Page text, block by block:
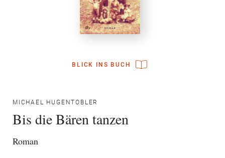
BLICK INS BUCH
MICHAEL HUGENTOBLER
Bis die Bären tanzen
Roman